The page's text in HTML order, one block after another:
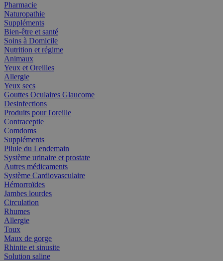
Pharmacie
Naturopathie
Suppléments
Bien-être et santé
Soins à Domicile
Nutrition et régime
Animaux
Yeux et Oreilles
Allergie
Yeux secs
Gouttes Oculaires Glaucome
Desinfections
Produits pour l'oreille
Contraceptie
Comdoms
Suppléments
Pilule du Lendemain
Système urinaire et prostate
Autres médicaments
Système Cardiovasculaire
Hémorroïdes
Jambes lourdes
Circulation
Rhumes
Allergie
Toux
Maux de gorge
Rhinite et sinusite
Solution saline